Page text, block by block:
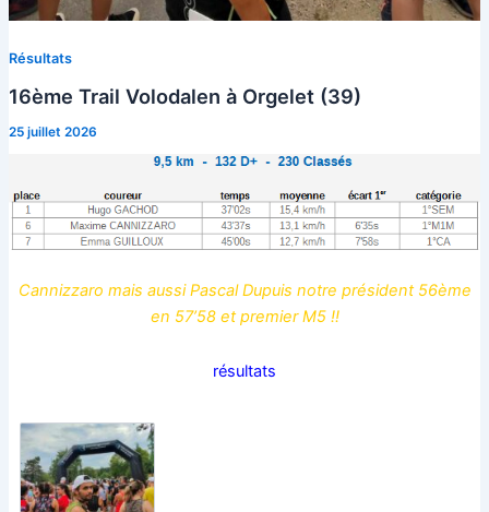
Résultats
16ème Trail Volodalen à Orgelet (39)
25 juillet 2026
Cannizzaro mais aussi Pascal Dupuis notre président 56ème
en 57’58 et premier M5 !!
résultats